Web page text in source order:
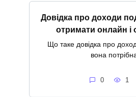
Довідка про доходи
отримати онлайн і
Що таке довідка про
вона
0 1